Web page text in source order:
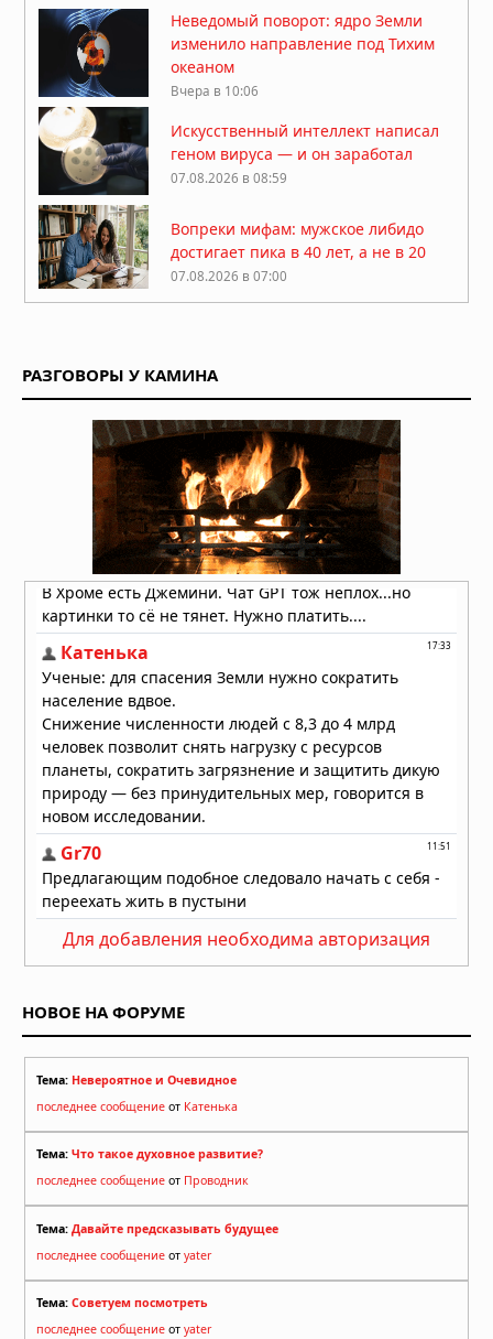
Неведомый поворот: ядро Земли
изменило направление под Тихим
океаном
Вчера в 10:06
Искусственный интеллект написал
геном вируса — и он заработал
07.08.2026 в 08:59
Вопреки мифам: мужское либидо
достигает пика в 40 лет, а не в 20
07.08.2026 в 07:00
06.08.2026 в 09:18
ДНК ребёнка может предсказать
развод родителей
06.08.2026 в 09:13
Мозг не всегда разлагается: учёные
выяснили, почему человеческий
мозг сохраняется тысячи лет
06.08.2026 в 09:11
Жизнь на Земле возникла дважды,
06.08.2026 в 09:06
Магнитное поле Земли
контролирует ваш разум и решения
06.08.2026 в 08:24
Секрет мотивации раскрыт: в мозге
есть особые клетки
Неандертальцы исчезли из-за
слабых социальных связей,
выяснили учёные
РАЗГОВОРЫ У КАМИНА
Для добавления необходима авторизация
НОВОЕ НА ФОРУМЕ
Тема: Невероятное и Очевидное
последнее сообщение от Катенька
Тема: Что такое духовное развитие?
последнее сообщение от Проводник
Тема: Давайте предсказывать будущее
последнее сообщение от yater
Тема: Советуем посмотреть
последнее сообщение от yater